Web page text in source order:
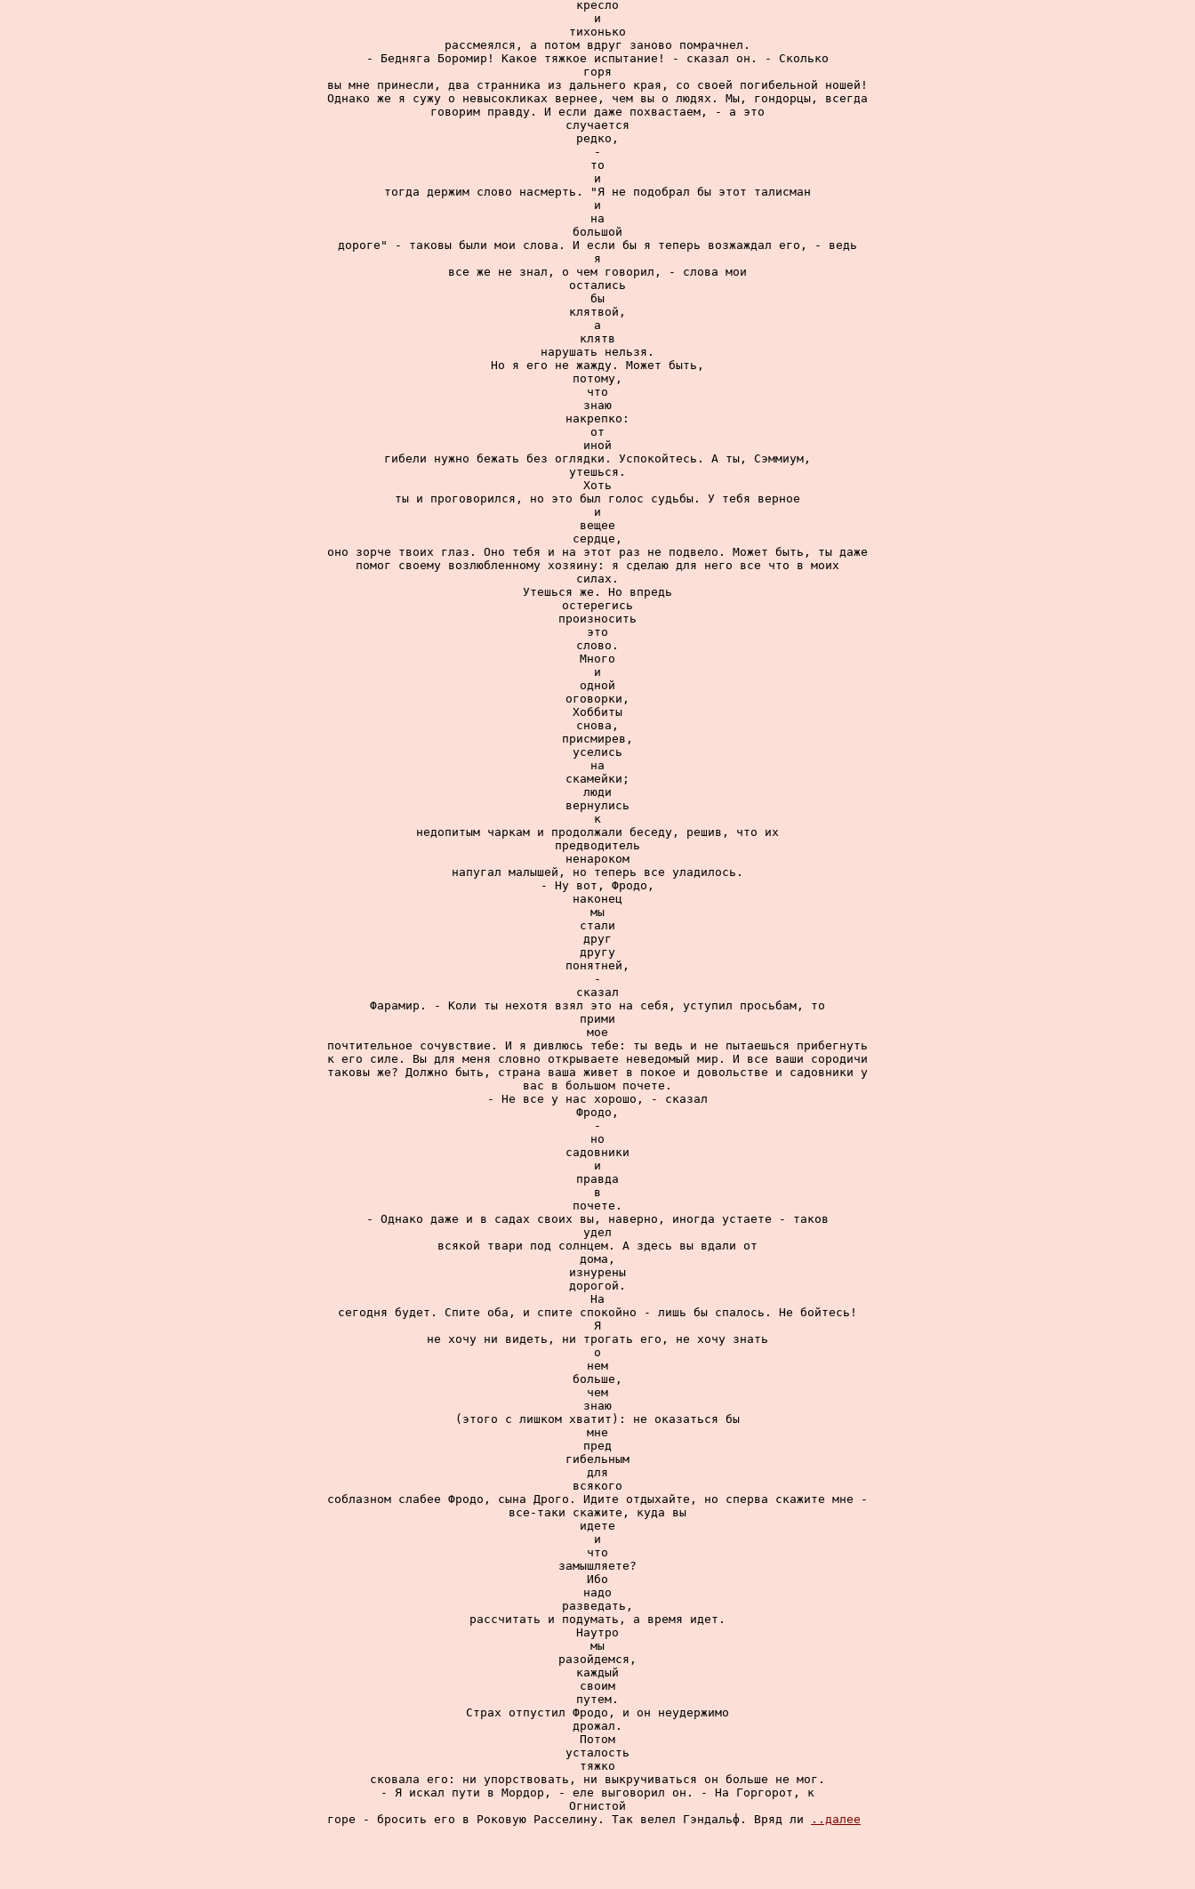
кресло
и
тихонько
рассмеялся, а потом вдруг заново помрачнел.
- Бедняга Боромир! Какое тяжкое испытание! - сказал он. - Сколько
горя
вы мне принесли, два странника из дальнего края, со своей погибельной ношей!
Однако же я сужу о невысокликах вернее, чем вы о людях. Мы, гондорцы, всегда
говорим правду. И если даже похвастаем, - а это
случается
редко,
-
то
и
тогда держим слово насмерть. "Я не подобрал бы этот талисман
и
на
большой
дороге" - таковы были мои слова. И если бы я теперь возжаждал его, - ведь
я
все же не знал, о чем говорил, - слова мои
остались
бы
клятвой,
а
клятв
нарушать нельзя.
Но я его не жажду. Может быть,
потому,
что
знаю
накрепко:
от
иной
гибели нужно бежать без оглядки. Успокойтесь. А ты, Сэммиум,
утешься.
Хоть
ты и проговорился, но это был голос судьбы. У тебя верное
и
вещее
сердце,
оно зорче твоих глаз. Оно тебя и на этот раз не подвело. Может быть, ты даже
помог своему возлюбленному хозяину: я сделаю для него все что в моих
силах.
Утешься же. Но впредь
остерегись
произносить
это
слово.
Много
и
одной
оговорки,
Хоббиты
снова,
присмирев,
уселись
на
скамейки;
люди
вернулись
к
недопитым чаркам и продолжали беседу, решив, что их
предводитель
ненароком
напугал малышей, но теперь все уладилось.
- Ну вот, Фродо,
наконец
мы
стали
друг
другу
понятней,
-
сказал
Фарамир. - Коли ты нехотя взял это на себя, уступил просьбам, то
прими
мое
почтительное сочувствие. И я дивлюсь тебе: ты ведь и не пытаешься прибегнуть
к его силе. Вы для меня словно открываете неведомый мир. И все ваши сородичи
таковы же? Должно быть, страна ваша живет в покое и довольстве и садовники у
вас в большом почете.
- Не все у нас хорошо, - сказал
Фродо,
-
но
садовники
и
правда
в
почете.
- Однако даже и в садах своих вы, наверно, иногда устаете - таков
удел
всякой твари под солнцем. А здесь вы вдали от
дома,
изнурены
дорогой.
На
сегодня будет. Спите оба, и спите спокойно - лишь бы спалось. Не бойтесь!
Я
не хочу ни видеть, ни трогать его, не хочу знать
о
нем
больше,
чем
знаю
(этого с лишком хватит): не оказаться бы
мне
пред
гибельным
для
всякого
соблазном слабее Фродо, сына Дрого. Идите отдыхайте, но сперва скажите мне -
все-таки скажите, куда вы
идете
и
что
замышляете?
Ибо
надо
разведать,
рассчитать и подумать, а время идет.
Наутро
мы
разойдемся,
каждый
своим
путем.
Страх отпустил Фродо, и он неудержимо
дрожал.
Потом
усталость
тяжко
сковала его: ни упорствовать, ни выкручиваться он больше не мог.
- Я искал пути в Мордор, - еле выговорил он. - На Горгорот, к
Огнистой
горе - бросить его в Роковую Расселину. Так велел Гэндальф. Вряд ли
..далее